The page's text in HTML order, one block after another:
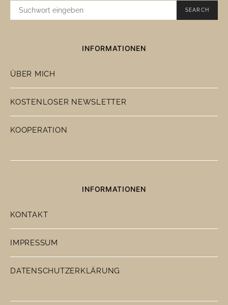
SUCHE
SEARCH
INFORMATIONEN
ÜBER MICH
KOSTENLOSER NEWSLETTER
KOOPERATION
INFORMATIONEN
KONTAKT
IMPRESSUM
DATENSCHUTZERKLÄRUNG